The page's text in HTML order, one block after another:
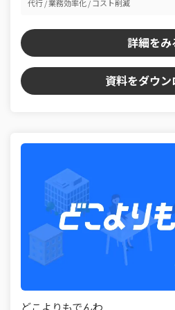
代行 業務効率化 コスト削減
詳細をみ
資料をダウン
どこよりもでんわ